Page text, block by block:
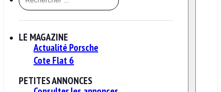
LE MAGAZINE
Actualité Porsche
Cote Flat 6
PETITES ANNONCES